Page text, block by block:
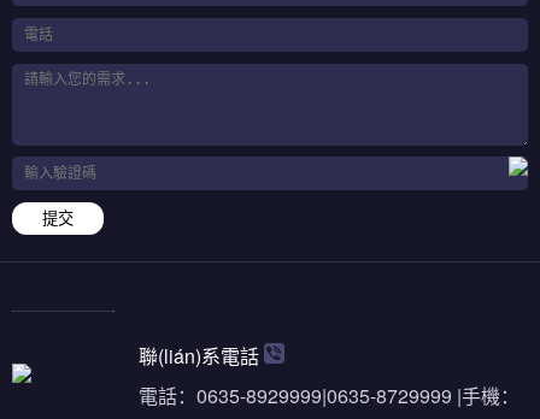
提交
聯(lián)系電話
電話：0635-8929999|0635-8729999 |手機：